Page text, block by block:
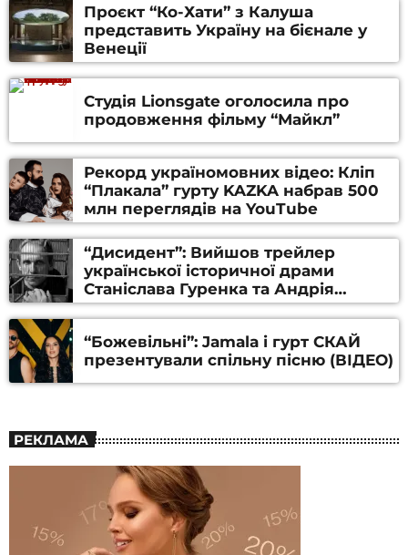
Проєкт “Ко-Хати” з Калуша
представить Україну на бієнале у
Венеції
Студія Lionsgate оголосила про
продовження фільму “Майкл”
Рекорд україномовних відео: Кліп
“Плакала” гурту KAZKA набрав 500
млн переглядів на YouTube
“Дисидент”: Вийшов трейлер
української історичної драми
Станіслава Гуренка та Андрія
Алфьорова (ВІДЕО)
“Божевільні”: Jamala і гурт СКАЙ
презентували спільну пісню (ВІДЕО)
РЕКЛАМА